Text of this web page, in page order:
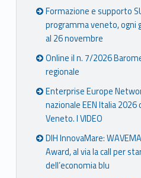
Formazione e supporto
programma veneto, ogni
al 26 novembre
Online il n. 7/2026
regionale
Enterprise Europe
nazionale EEN Italia
Veneto. I VIDEO
DIH InnovaMare:
Award, al via la call per
dell’economia blu